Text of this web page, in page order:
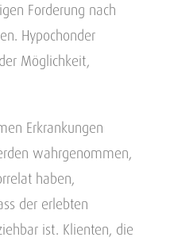
Forderung nach
Hypochonder
Möglichkeit,
Erkrankungen
wahrgenommen,
haben,
der erlebten
ist. Klienten, die